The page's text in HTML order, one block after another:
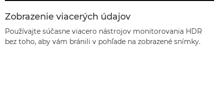
Zobrazenie viacerých údajov
Používajte súčasne viacero nástrojov monitorovania HDR
bez toho, aby vám bránili v pohľade na zobrazené snímky.